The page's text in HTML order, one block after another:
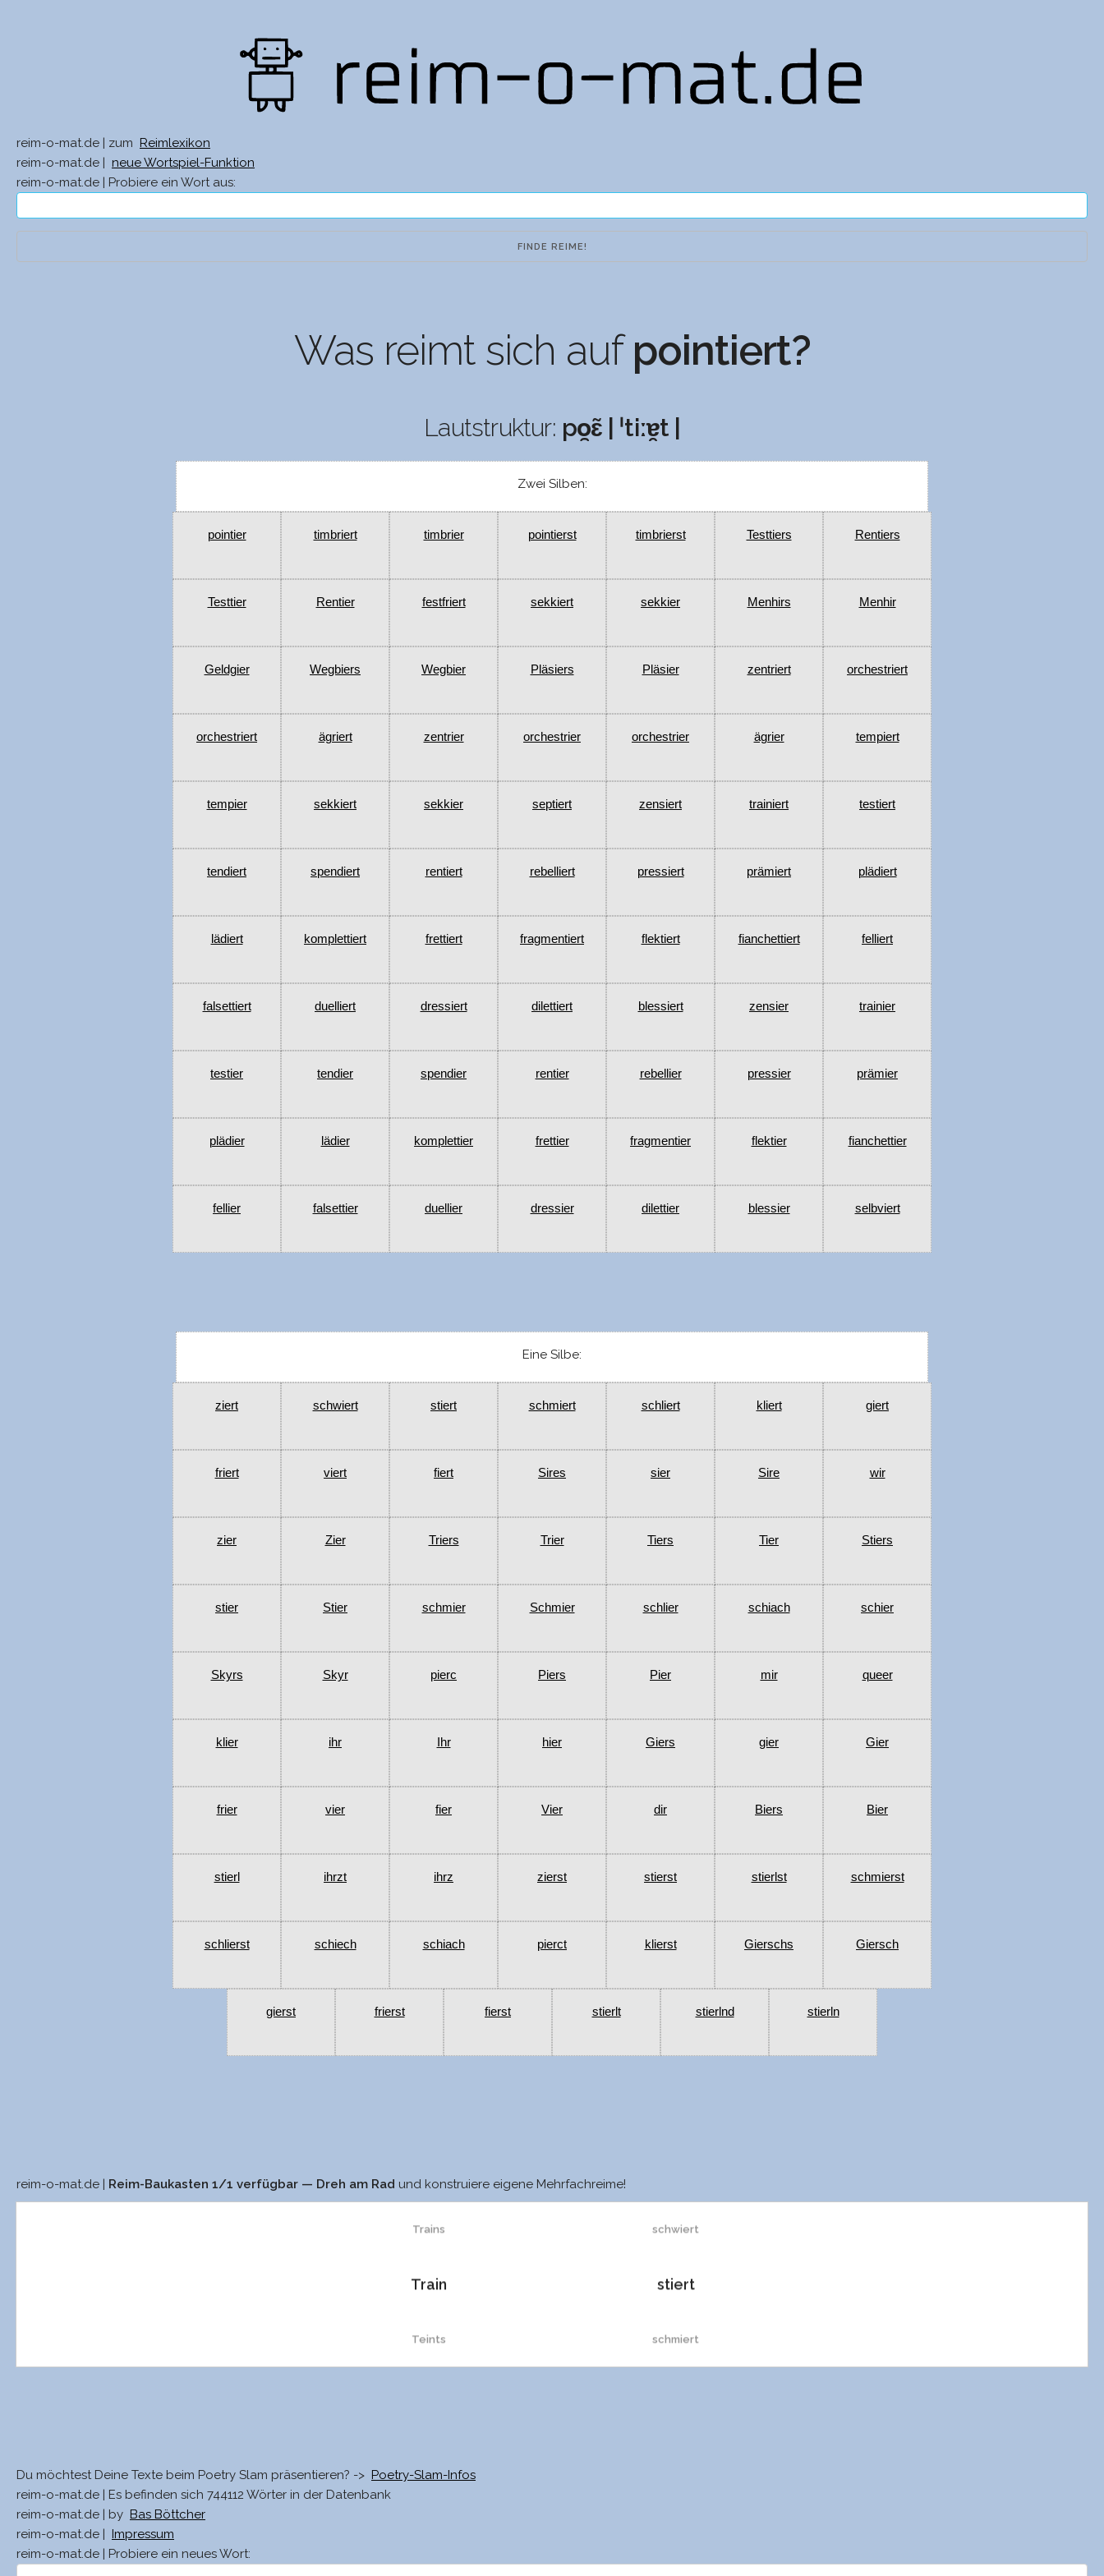
reim-o-mat.de | zum
Reimlexikon
reim-o-mat.de |
neue Wortspiel-Funktion
reim-o-mat.de | Probiere ein Wort aus:
Was reimt sich aufpointiert?
Lautstruktur: po̯ɛ̃ | ˈtiːɐ̯t |
Zwei Silben:
pointier timbriert timbrier pointierst timbrierst Testtiers Rentiers
Testtier Rentier festfriert sekkiert sekkier Menhirs Menhir
Geldgier Wegbiers Wegbier Pläsiers Pläsier zentriert orchestriert
orchestriert ägriert zentrier orchestrier orchestrier ägrier tempiert
tempier sekkiert sekkier septiert zensiert trainiert testiert
tendiert spendiert rentiert rebelliert pressiert prämiert plädiert
lädiert komplettiert frettiert fragmentiert flektiert fianchettiert felliert
falsettiert duelliert dressiert dilettiert blessiert zensier trainier
testier tendier spendier rentier rebellier pressier prämier
plädier lädier komplettier frettier fragmentier flektier fianchettier
fellier falsettier duellier dressier dilettier blessier selbviert
Eine Silbe:
ziert schwiert stiert schmiert schliert kliert giert
friert viert fiert Sires sier Sire wir
zier Zier Triers Trier Tiers Tier Stiers
stier Stier schmier Schmier schlier schiach schier
Skyrs Skyr pierc Piers Pier mir queer
klier ihr Ihr hier Giers gier Gier
frier vier fier Vier dir Biers Bier
stierl ihrzt ihrz zierst stierst stierlst schmierst
schlierst schiech schiach pierct klierst Gierschs Giersch
gierst frierst fierst stierlt stierlnd stierln
reim-o-mat.de | Reim-Baukasten 1/1 verfügbar — Dreh am Rad und konstruiere eigene Mehrfachreime!
Trains
Train
Teints
schwiert
stiert
schmiert
Du möchtest Deine Texte beim Poetry Slam präsentieren? -> Poetry-Slam-Infos
reim-o-mat.de | Es befinden sich 744112 Wörter in der Datenbank
reim-o-mat.de | by Bas Böttcher
reim-o-mat.de |
Impressum
reim-o-mat.de | Probiere ein neues Wort: